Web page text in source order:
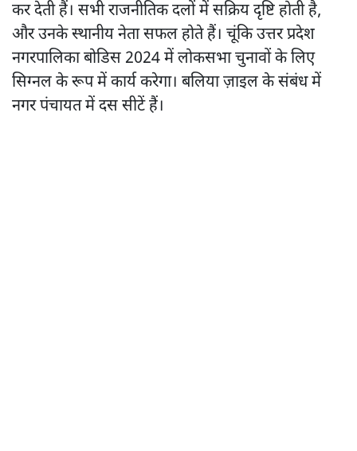
कर देती हैं। सभी राजनीतिक दलों में सक्रिय दृष्टि होती है,
और उनके स्थानीय नेता सफल होते हैं। चूंकि उत्तर प्रदेश
नगरपालिका बोडिस 2024 में लोकसभा चुनावों के लिए
सिग्नल के रूप में कार्य करेगा। बलिया ज़ाइल के संबंध में
नगर पंचायत में दस सीटें हैं।